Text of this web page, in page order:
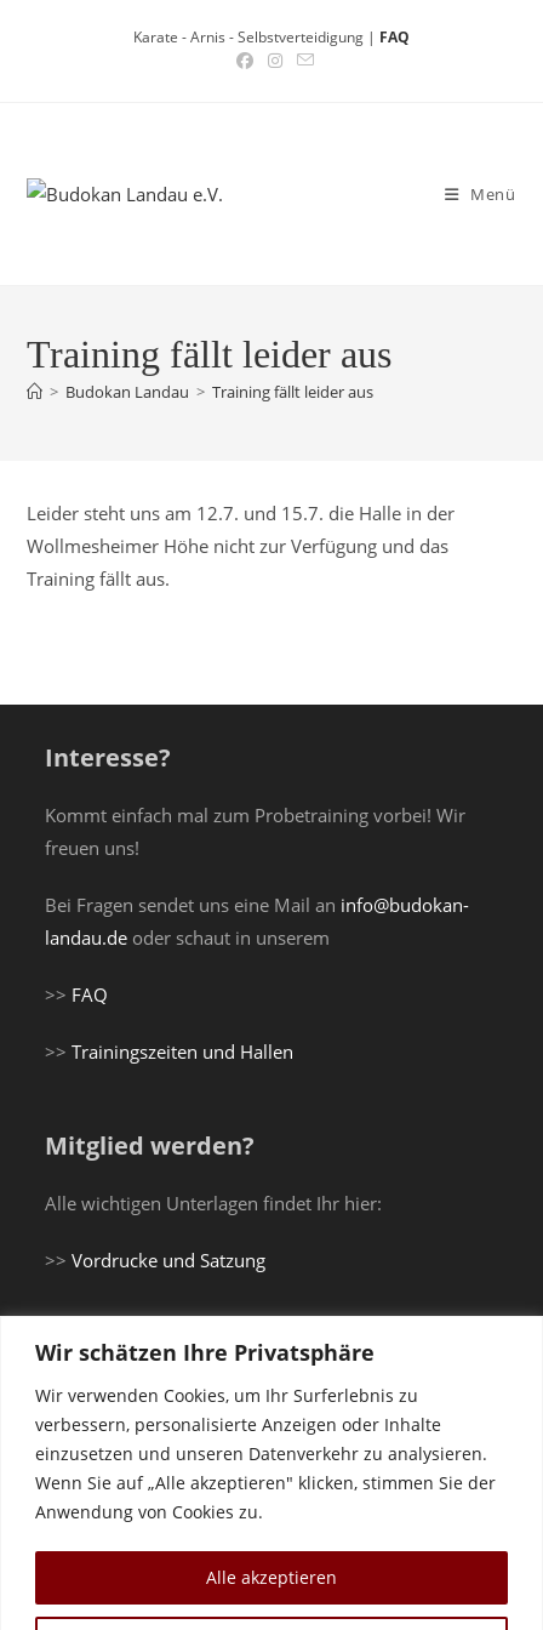
Wir schätzen Ihre Privatsphäre
Wir verwenden Cookies, um Ihr Surferlebnis zu
verbessern, personalisierte Anzeigen oder Inhalte
einzusetzen und unseren Datenverkehr zu analysieren.
Wenn Sie auf „Alle akzeptieren" klicken, stimmen Sie der
Anwendung von Cookies zu.
Alle akzeptieren
Karate - Arnis - Selbstverteidigung | FAQ
Menü
Training fällt leider aus
> Budokan Landau > Training fällt leider aus
Leider steht uns am 12.7. und 15.7. die Halle in der
Wollmesheimer Höhe nicht zur Verfügung und das
Training fällt aus.
Interesse?
Kommt einfach mal zum Probetraining vorbei! Wir
freuen uns!
Bei Fragen sendet uns eine Mail an info@budokan-
landau.de oder schaut in unserem
>> FAQ
>>Trainingszeiten und Hallen
Mitglied werden?
Alle wichtigen Unterlagen findet Ihr hier:
>>Vordrucke und Satzung
Du brauchst einen Gi...
... oder Trainingsanzug?
Shop Vereinskleidung Budokan Landau e.V.